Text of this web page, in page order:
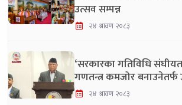
उत्सव सम्पन्न
२४ श्रावण २०८३
‘सरकारका गतिविधि
गणतन्त्र कमजोर बनाउनेतर्फ
२४ श्रावण २०८३